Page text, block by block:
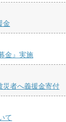
金
金』実施
災者へ義援金寄付
て